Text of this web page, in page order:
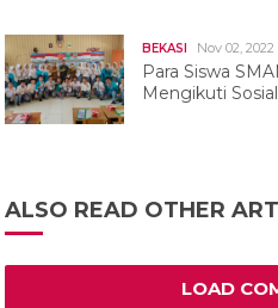
BEKASI Nov 02, 2022
Para Siswa
Mengikuti
ALSO READ OTHER
LOAD